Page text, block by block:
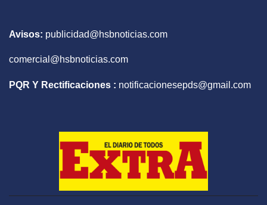
Avisos: publicidad@hsbnoticias.com
comercial@hsbnoticias.com
PQR Y Rectificaciones : notificacionesepds@gmail.com